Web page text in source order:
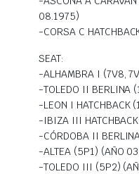
08.1975)
-CORSA C
SEAT:
-ALHAMBRA I (7V8,
-TOLEDO II
-LEON I
-IBIZA III
-CÓRDOBA II
-ALTEA (5P1) (AÑO
-TOLEDO III (5P2)